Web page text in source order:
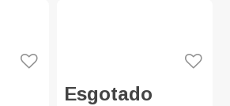
Esgotado